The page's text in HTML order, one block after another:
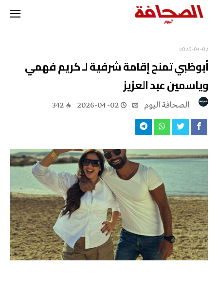
2026-04-02
أبوظبي تمنح إقامة شرفية لـ كريم فهمي
وياسمين عبد العزيز
2026-04-02
342